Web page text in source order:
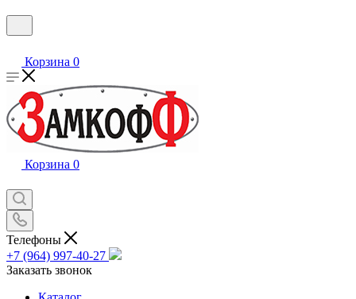
Корзина 0
Корзина 0
Телефоны
+7 (964) 997-40-27
Заказать звонок